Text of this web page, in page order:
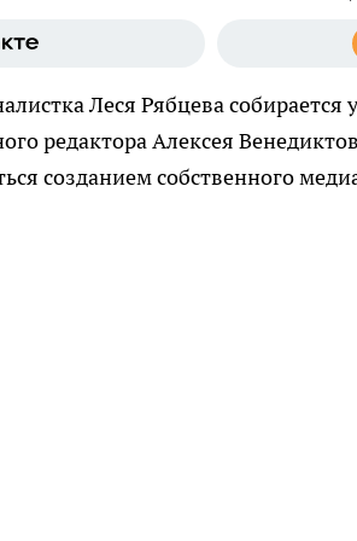
Леся Рябцева собирается
редактора Алексея
созданием собственного